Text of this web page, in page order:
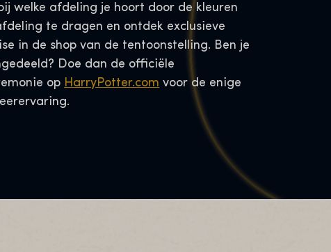
welke afdeling je hoort door de kleuren
te dragen en ontdek exclusieve
in de shop van de tentoonstelling. Ben je
Doe dan de officiële
op HarryPotter.com voor de enige